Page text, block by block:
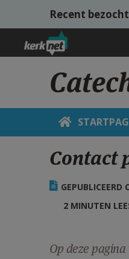
Overslaan en naar de inhoud
Recent bezocht
Contact
GEPUBLICEERD
2 MINUTEN
Op deze